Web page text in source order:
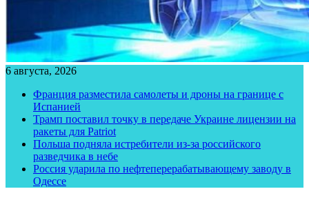
6 августа, 2026
Франция разместила самолеты и дроны на границе с
Испанией
Трамп поставил точку в передаче Украине лицензии на
ракеты для Patriot
Польша подняла истребители из-за российского
разведчика в небе
Россия ударила по нефтеперерабатывающему заводу в
Одессе